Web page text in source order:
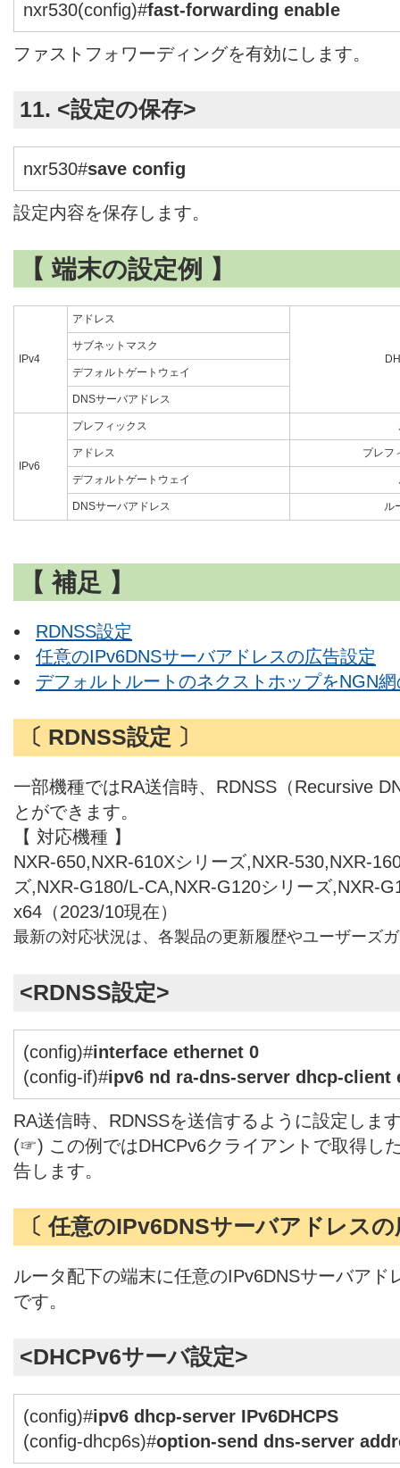
nxr530(config)#fast-forwarding enable
ファストフォワーディングを有効にします。
11. <設定の保存>
nxr530#save config
設定内容を保存します。
【 端末の設定例 】
IPv4
アドレス
サブネットマスク
デフォルトゲートウェイ
DNSサーバアドレス
IPv6
プレフィックス
アドレス プレフ
デフォルトゲートウェイ
DNSサーバアドレス ル
【 補足 】
RDNSS設定
任意のIPv6DNSサーバアドレスの広告設定
デフォルトルートのネクストホップをNGN
〔 RDNSS設定 〕
一部機種ではRA送信時、RDNSS（Recursive
とができます。
【 対応機種 】
NXR-650,NXR-610Xシリーズ,NXR-530,NXR-
ズ,NXR-G180/L-CA,NXR-G120シリーズ,NXR-
x64（2023/10現在）
最新の対応状況は、各製品の更新履歴やユーザーズ
<RDNSS設定>
(config)#interface ethernet 0
(config-if)#ipv6 nd ra-dns-server dhcp-client
RA送信時、RDNSSを送信するように設定しま
(☞) この例ではDHCPv6クライアントで取得し
告します。
〔 任意のIPv6DNSサーバアドレス
ルータ配下の端末に任意のIPv6DNSサーバアド
です。
<DHCPv6サーバ設定>
(config)#ipv6 dhcp-server IPv6DHCPS
(config-dhcp6s)#option-send dns-server